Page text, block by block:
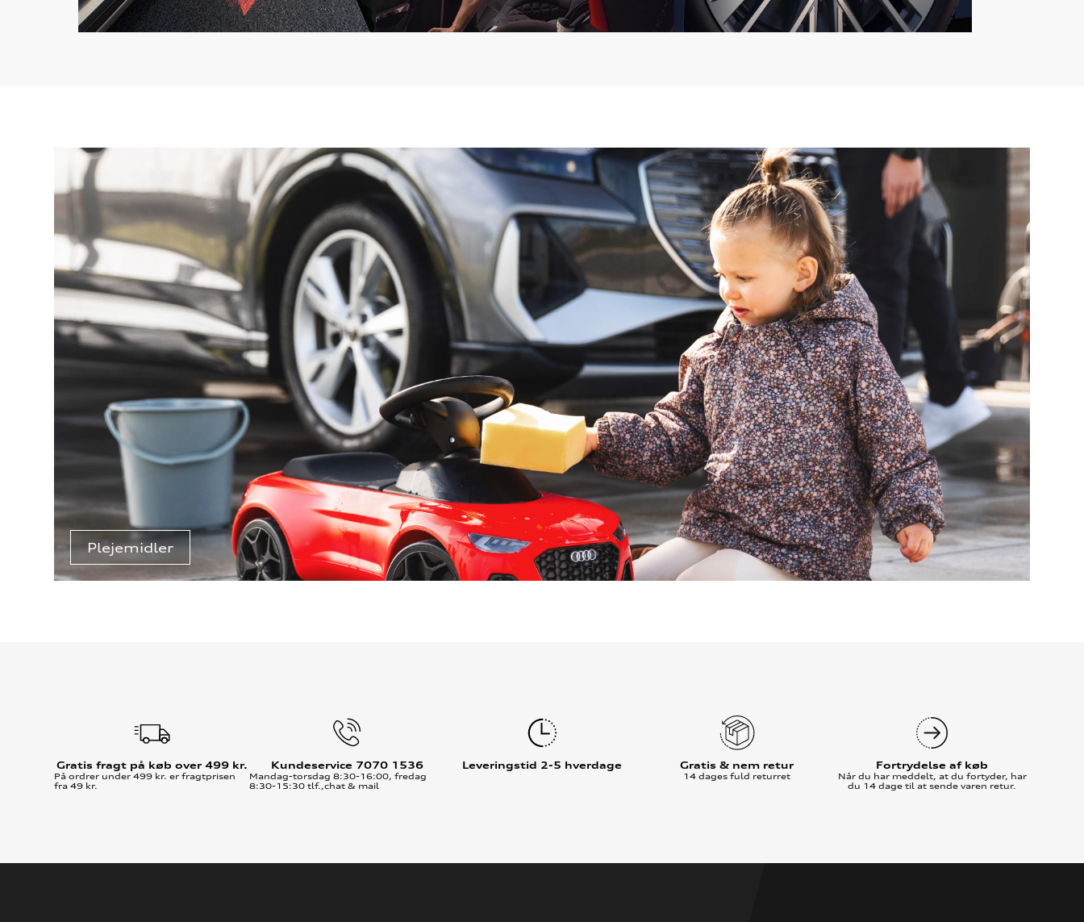
Plejemidler
Gratis fragt på køb over 499 kr.
På ordrer under 499 kr. er fragtprisen
fra 49 kr.
Kundeservice 7070 1536
Mandag-torsdag 8:30-16:00, fredag
8:30-15:30 tlf.,chat & mail
Leveringstid 2-5 hverdage Gratis & nem retur
14 dages fuld returret
Fortrydelse af køb
Når du har meddelt, at du fortyder, har
du 14 dage til at sende varen retur.